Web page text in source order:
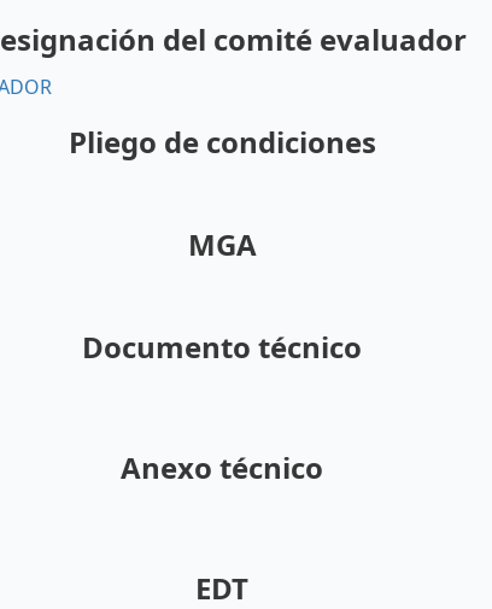
del comité evaluador
Pliego de condiciones
MGA
Documento técnico
Anexo técnico
EDT